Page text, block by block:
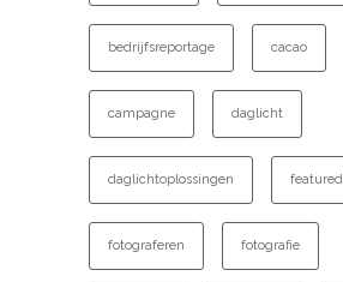
bedrijfsreportage cacao
campagne daglicht
daglichtoplossingen featured
fotograferen fotografie